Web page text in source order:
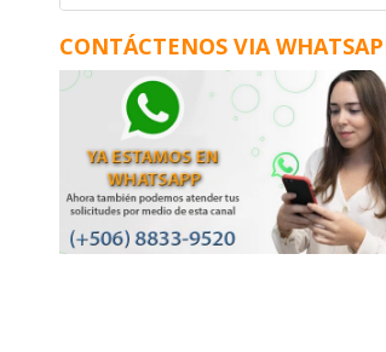
CONTÁCTENOS VIA